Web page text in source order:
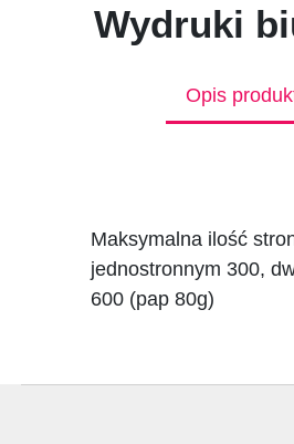
Wydruki
Opis
Maksymalna ilość
jednostronnym 300,
600 (pap 80g)